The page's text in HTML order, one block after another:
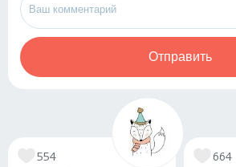
Отправить
554 664